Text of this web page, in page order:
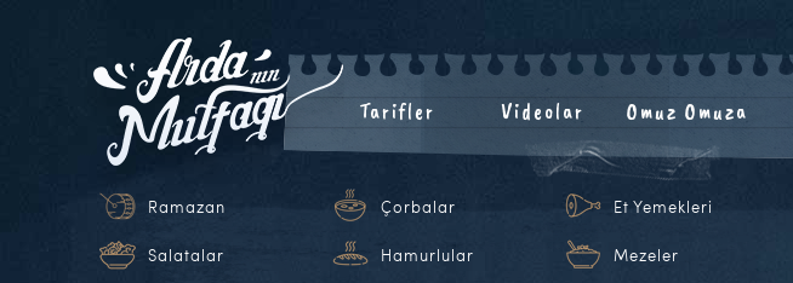
Tarifler Videolar Omuz Omuza
Ramazan Çorbalar Et Yemekleri
Salatalar Hamurlular Mezeler